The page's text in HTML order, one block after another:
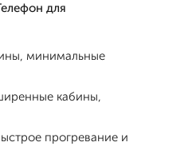
для
минимальные
кабины,
прогревание и